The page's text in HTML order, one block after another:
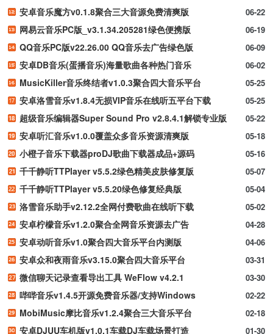
06-22
安卓音乐魔方v0.1.8聚合三大音源免费清爽版
06-19
网易云音乐PC版_v3.1.34.205281绿色便携版
06-09
QQ音乐PC版v22.26.00 QQ音乐去广告绿色版
06-02
安卓DB音乐(蛋播音乐)海量歌曲各种热门音乐
05-25
MusicKiller音乐终结者v1.0.3聚合四大音乐平台
05-25
安卓洛雪音乐v1.8.4无损VIP音乐在线听五平台下载
05-22
超级音乐编辑器Super Sound Pro v2.8.4.1解锁专业版
05-18
安卓听汇音乐v1.0.0覆盖众多音乐资源清爽版
05-16
小橙子音乐下载器proDJ歌曲下载器成品+源码
05-07
千千静听TTPlayer v5.5.2绿色精美皮肤修复版
05-04
千千静听TTPlayer v5.5.20绿色修复经典版
05-02
洛雪音乐助手v2.12.2全网付费歌曲在线听下载
04-28
安卓柠檬音乐v1.2.0聚合全网音乐资源去广告
04-06
安卓动听音乐v1.0聚合四大音乐平台内测版
03-31
安卓众和夜雨音乐v3.15.0聚合四大音乐平台
03-30
微信聊天记录查看导出工具 WeFlow v4.2.1
02-22
哔哔音乐v1.4.5开源免费音乐器/支持Windows
02-18
MobiMusic摩比音乐v1.2.4聚合三大音乐平台
01-30
安卓DJUU车机版v1.0.1车载DJ车载场景打造